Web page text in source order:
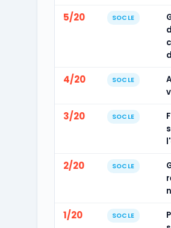
5/20 SOCLE
4/20 SOCLE
3/20 SOCLE
2/20 SOCLE
1/20 SOCLE